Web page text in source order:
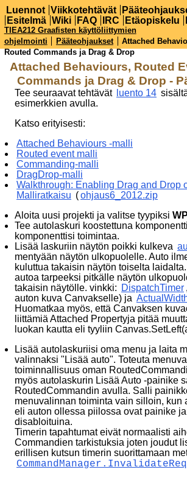
Attached Behaviours, Routed
Commands ja Drag & Drop -
Tee seuraavat tehtävät luento 14
esimerkkien avulla.
Katso erityisesti:
Attached Behaviours -malli
Routed event malli
Commanding-malli
DragDrop-malli
Walkthrough: Enabling Drag and Drop
Malliratkaisu (ohjaus6_2012.zip
Aloita uusi projekti ja valitse tyypiksi
Tee autolaskuri koostettuna
komponenttisi toimintaa.
Lisää laskuriin näytön poikki kulkeva
mentyään näytön ulkopuolelle. Auto
kuluttua takaisin näytön toiselta
autoa tarpeeksi pitkälle näytön
takaisin näytölle. vinkki: DispatchTimer ,
auton kuva Canvakselle) ja
Huomatkaa myös, että Canvaksen
liittämiä Attached Propertyja pitää
luokan kautta eli tyyliin
Lisää autolaskuriisi oma menu ja laita
valinnaksi "Lisää auto". Toteuta
toiminnallisuus oman
myös autolaskurin Lisää Auto -painike
RoutedCommandin avulla. Salli
menuvalinnan toiminta vain silloin, kun
eli auton ollessa piilossa ovat painike
disabloituina.
Timerin tapahtumat eivät normaalisti
Commandien tarkistuksia joten joudut
erillisen kutsun timerin suorittamaan
Luennot Viikkotehtävät
Esitelmä Wiki FAQ IRC Etäopiskelu
TIEA212 Graafisten käyttöliittymien
ohjelmointi
Pääteohjaukset
Attached
Routed Commands ja Drag & Drop